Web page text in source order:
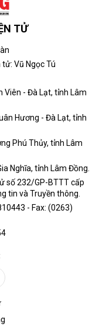
TỬ
Vũ Ngọc Tú
Viên - Đà Lạt, tỉnh Lâm
Hương - Đà Lạt, tỉnh
Phú Thủy, tỉnh Lâm
Nghĩa, tỉnh Lâm Đồng.
số 232/GP-BTTT cấp
tin và Truyền thông.
- Fax: (0263)